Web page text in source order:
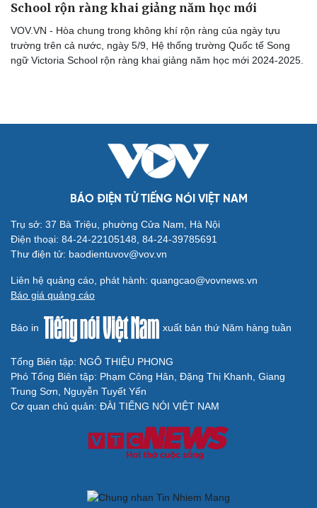
Cải chính
School rộn ràng khai giảng năm học mới
VOV.VN - Hòa chung trong không khí rộn ràng của ngày tựu
trường trên cả nước, ngày 5/9, Hệ thống trường Quốc tế Song
ngữ Victoria School rộn ràng khai giảng năm học mới 2024-2025.
BÁO ĐIỆN TỬ TIẾNG NÓI VIỆT NAM
Trụ sở: 37 Bà Triệu, phường Cửa Nam, Hà Nội
Điện thoại: 84-24-22105148, 84-24-39785691
Thư điện tử: baodientuvov@vov.vn
Liên hệ quảng cáo, phát hành: quangcao@vovnews.vn
Báo giá quảng cáo
Báo in xuất bản thứ Năm hàng tuần
Tổng Biên tập: NGÔ THIỆU PHONG
Phó Tổng Biên tập: Phạm Công Hân, Đặng Thị Khanh, Giang
Trung Sơn, Nguyễn Tuyết Yến
Cơ quan chủ quản: ĐÀI TIẾNG NÓI VIỆT NAM